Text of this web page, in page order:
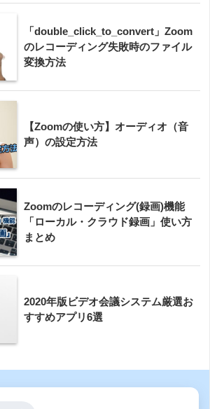
「double_click_to_convert」Zoom
のレコーディング失敗時のファイル
変換方法
【Zoomの使い方】オーディオ（音
声）の設定方法
Zoomのレコーディング(録画)機能
「ローカル・クラウド録画」使い方
まとめ
2020年版ビデオ会議システム厳選お
すすめアプリ6選